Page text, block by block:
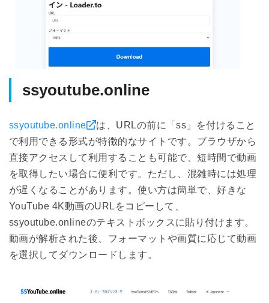
ssyoutube.online
ssyoutube.online
は、URLの前に「ss」を付けること
で利用できる形式が特徴的なサイトです。ブラウザから
直接アクセスして利用することも可能で、短時間で動画
を取得したい場合に便利です。ただし、混雑時には処理
が遅くなることがあります。使い方は簡単で、好きな
YouTube 4K動画のURLをコピーして、
ssyoutube.onlineのテキストボックスに貼り付けます。
動画が解析された後、フォーマットや画質に応じて動画
を選択してダウンロードします。